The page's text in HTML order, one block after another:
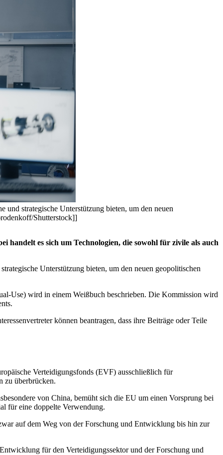
strategische Unterstützung bieten, um den neuen
Shutterstock]]
es sich um Technologien, die sowohl für zivile als auch
Unterstützung bieten, um den neuen geopolitischen
Use) wird in einem Weißbuch beschrieben. Die Kommission wird
können beantragen, dass ihre Beiträge oder Teile
Verteidigungsfonds (EVF) ausschließlich für
zu überbrücken.
von China, bemüht sich die EU um einen Vorsprung bei
für eine doppelte Verwendung.
auf dem Weg von der Forschung und Entwicklung bis hin zur
für den Verteidigungssektor und der Forschung und